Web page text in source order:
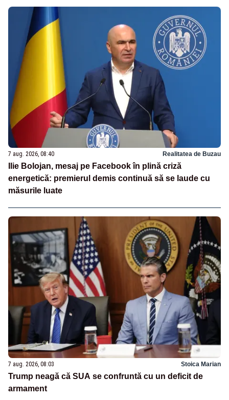
7 aug. 2026, 08:40 Realitatea de Buzau
Ilie Bolojan, mesaj pe Facebook în plină criză
energetică: premierul demis continuă să se laude cu
măsurile luate
7 aug. 2026, 08:03 Stoica Marian
Trump neagă că SUA se confruntă cu un deficit de
armament